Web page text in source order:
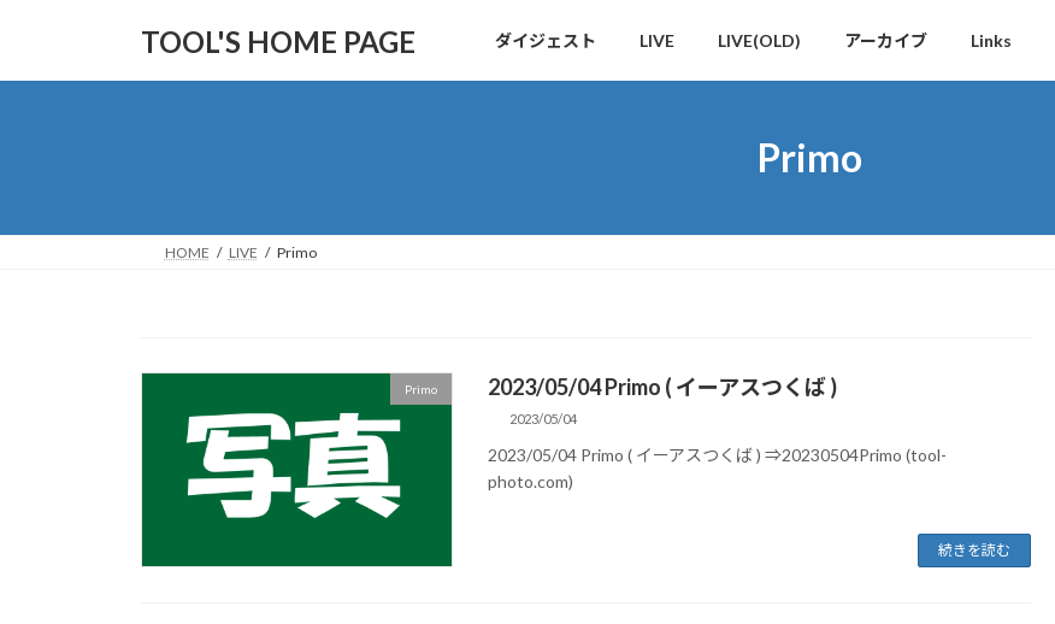
TOOL'S HOME PAGE ダイジェスト LIVE LIVE(OLD) アーカイブ Links
Primo
HOME LIVE Primo
Primo 2023/05/04 Primo ( イーアスつくば )
2023/05/04
2023/05/04 Primo ( イーアスつくば ) ⇒20230504Primo (tool-
photo.com)
続きを読む